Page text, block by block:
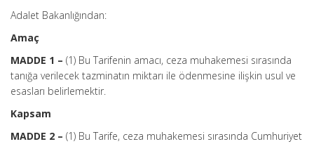
Adalet Bakanlığından:
Amaç
MADDE 1 – (1) Bu Tarifenin amacı, ceza muhakemesi sırasında
tanığa verilecek tazminatın miktarı ile ödenmesine ilişkin usul ve
esasları belirlemektir.
Kapsam
MADDE 2 – (1) Bu Tarife, ceza muhakemesi sırasında Cumhuriyet